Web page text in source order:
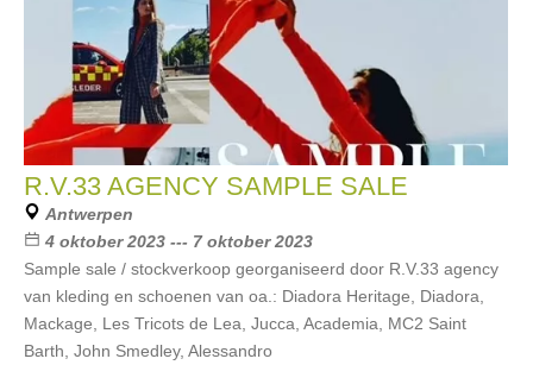
R.V.33 AGENCY SAMPLE SALE
Antwerpen
4 oktober 2023 --- 7 oktober 2023
Sample sale / stockverkoop georganiseerd door R.V.33 agency
van kleding en schoenen van oa.: Diadora Heritage, Diadora,
Mackage, Les Tricots de Lea, Jucca, Academia, MC2 Saint
Barth, John Smedley, Alessandro